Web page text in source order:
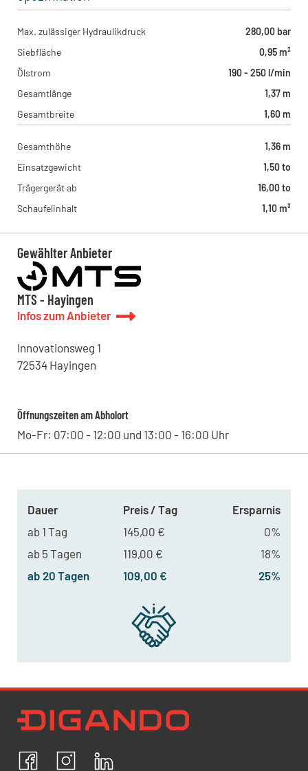
Max. zulässiger Hydraulikdruck
280,00 bar
Siebfläche
0,95 m²
Ölstrom
190 - 250 l/min
Gesamtlänge
1,37 m
Gesamtbreite
1,60 m
Gesamthöhe
1,36 m
Einsatzgewicht
1,50 to
Trägergerät ab
16,00 to
Schaufelinhalt
1,10 m³
Gewählter Anbieter
MTS - Hayingen
Infos zum Anbieter
Innovationsweg 1
72534 Hayingen
Öffnungszeiten am Abholort
Mo-Fr: 07:00 - 12:00 und 13:00 - 16:00 Uhr
Dauer Preis / Tag
Ersparnis
ab 1 Tag
145,00 €
0%
ab 5 Tagen
119,00 €
18%
ab 20 Tagen
109,00 € 25%
FacebookInstagram
Ich bestätige, dass ich die
Datenschutzrichtlinien
personenbezogenen Daten einverstanden.